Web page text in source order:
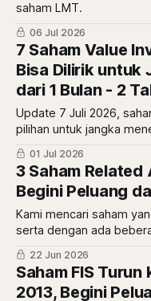
saham LMT.
06 Jul 2026
7 Saham Value
Bisa Dilirik untuk
dari 1 Bulan - 2
Update 7 Juli 2026,
pilihan untuk jangka
01 Jul 2026
3 Saham
Begini Peluang
Kami mencari saham
serta dengan ada
pemulihan.
22 Jun 2026
Saham FIS
2013, Begini